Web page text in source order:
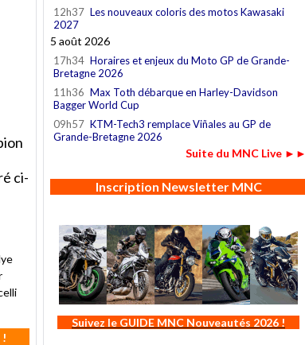
ci-
!
12h37 Les nouveaux coloris des motos Kawasaki
2027
5 août 2026
17h34 Horaires et enjeux du Moto GP de Grande-
Bretagne 2026
11h36 Max Toth débarque en Harley-Davidson
Bagger World Cup
09h57 KTM-Tech3 remplace Viñales au GP de
Grande-Bretagne 2026
Suite du MNC Live ►►
Inscription Newsletter MNC
Suivez le GUIDE MNC Nouveautés 2026 !